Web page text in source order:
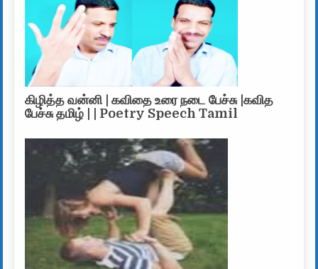
கிழித்த வன்னி | கவிதை உரை நடை பேச்சு |கவித
பேச்சு தமிழ் | | Poetry Speech Tamil